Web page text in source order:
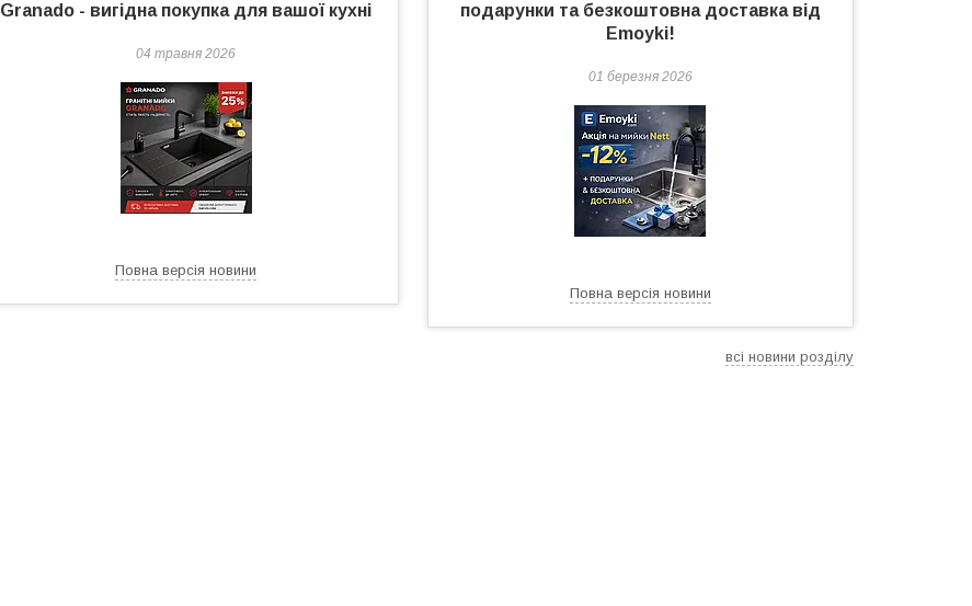
Granado - вигідна покупка для вашої кухні
04 травня 2026
Повна версія новини
подарунки та безкоштовна доставка від
Emoyki!
01 березня 2026
Повна версія новини
всі новини розділу